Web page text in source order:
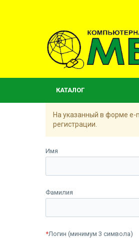
КАТАЛОГ
На указанный в форме e-
регистрации.
Имя
Фамилия
*Логин (минимум 3 символа)